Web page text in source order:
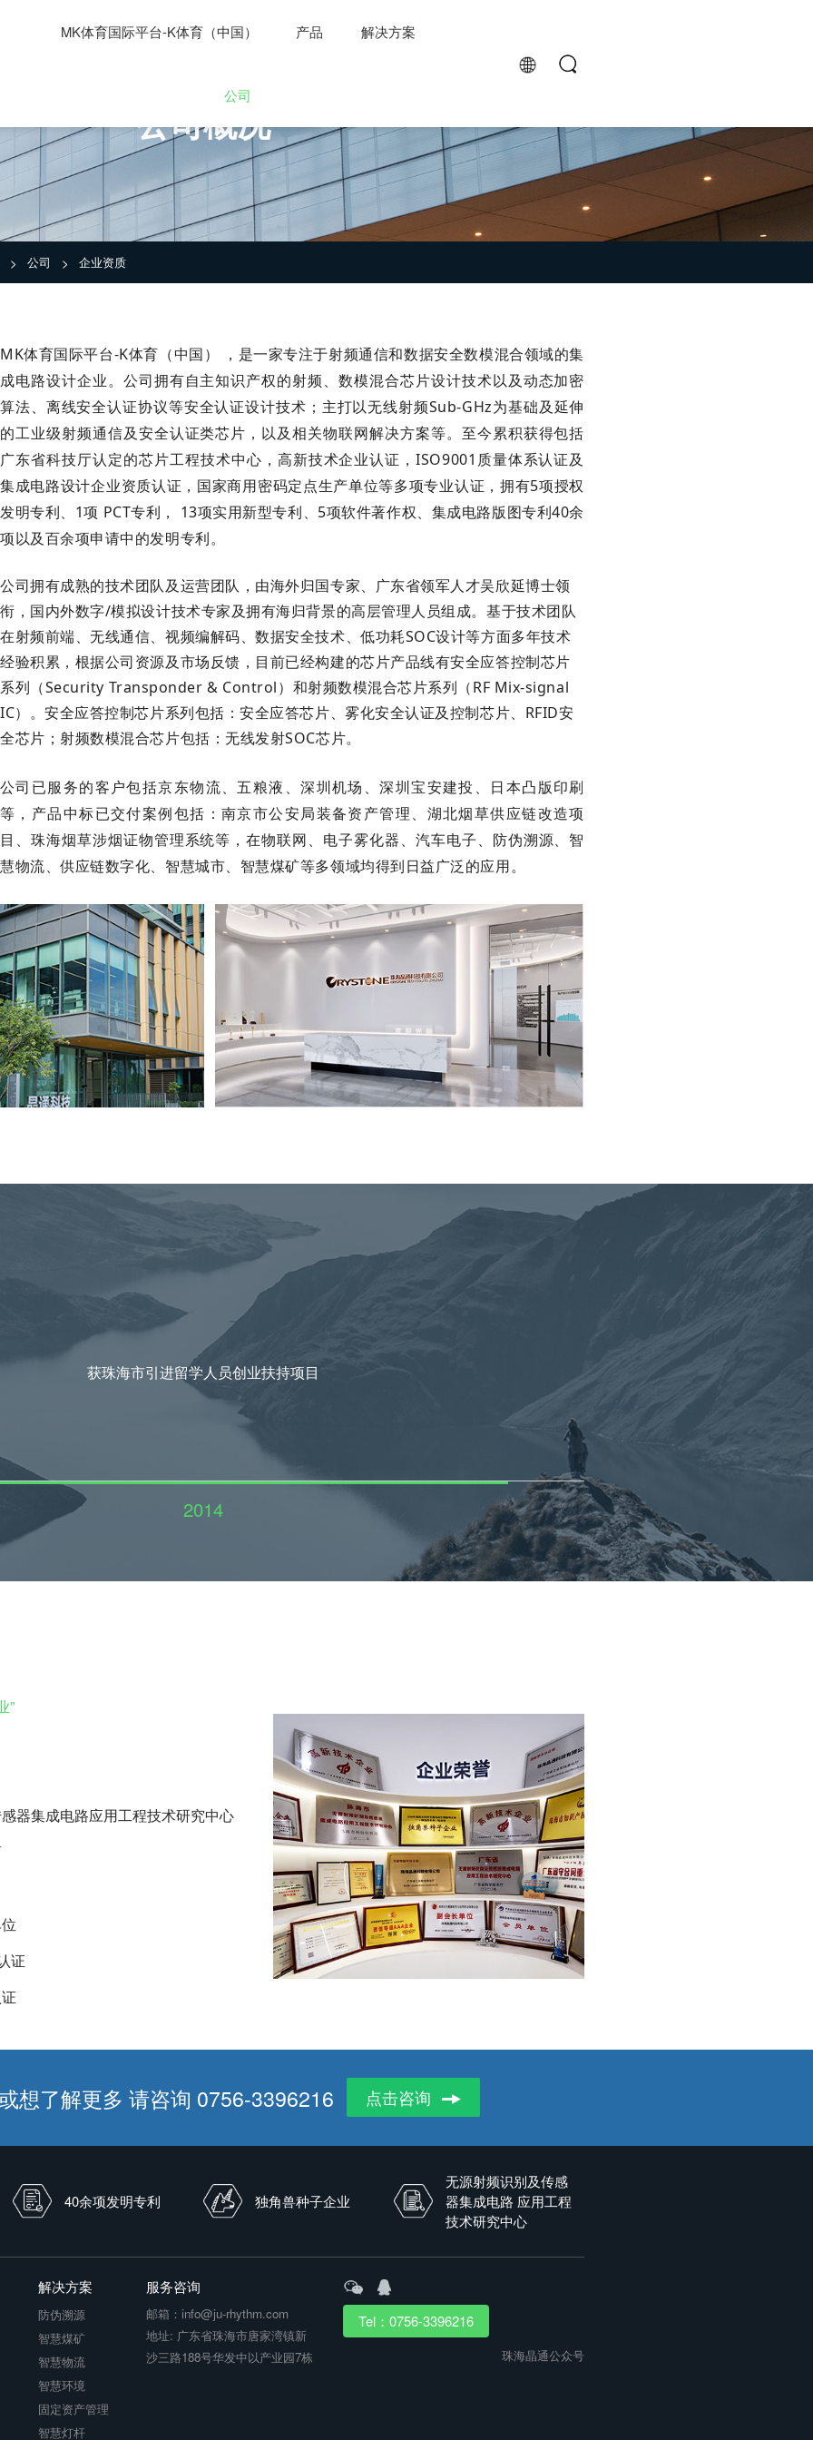
MK体育国际平台-K体育（中国） 产品 解决方案
公司
公司概况
> 公司 > 企业资质
MK体育国际平台-K体育（中国） ，是一家专注于射频通信和数据安全数模混合领域的集
成电路设计企业。公司拥有自主知识产权的射频、数模混合芯片设计技术以及动态加密
算法、离线安全认证协议等安全认证设计技术；主打以无线射频Sub-GHz为基础及延伸
的工业级射频通信及安全认证类芯片，以及相关物联网解决方案等。至今累积获得包括
广东省科技厅认定的芯片工程技术中心，高新技术企业认证，ISO9001质量体系认证及
集成电路设计企业资质认证，国家商用密码定点生产单位等多项专业认证，拥有5项授权
发明专利、1项 PCT专利， 13项实用新型专利、5项软件著作权、集成电路版图专利40余
项以及百余项申请中的发明专利。
公司拥有成熟的技术团队及运营团队，由海外归国专家、广东省领军人才吴欣延博士领
衔，国内外数字/模拟设计技术专家及拥有海归背景的高层管理人员组成。基于技术团队
在射频前端、无线通信、视频编解码、数据安全技术、低功耗SOC设计等方面多年技术
经验积累，根据公司资源及市场反馈，目前已经构建的芯片产品线有安全应答控制芯片
系列（Security Transponder & Control）和射频数模混合芯片系列（RF Mix-signal
IC）。安全应答控制芯片系列包括：安全应答芯片、雾化安全认证及控制芯片、RFID安
全芯片；射频数模混合芯片包括：无线发射SOC芯片。
公司已服务的客户包括京东物流、五粮液、深圳机场、深圳宝安建投、日本凸版印刷
等，产品中标已交付案例包括：南京市公安局装备资产管理、湖北烟草供应链改造项
目、珠海烟草涉烟证物管理系统等，在物联网、电子雾化器、汽车电子、防伪溯源、智
慧物流、供应链数字化、智慧城市、智慧煤矿等多领域均得到日益广泛的应用。
获珠海市引进留学人员创业扶持项目
2014
”
器集成电路应用工程技术研究中心
证
想了解更多 请咨询 0756-3396216 点击咨询
40余项发明专利 独角兽种子企业
无源射频识别及传感
器集成电路 应用工程
技术研究中心
解决方案
防伪溯源
智慧煤矿
智慧物流
智慧环境
固定资产管理
智慧灯杆
服务咨询
邮箱：info@ju-rhythm.com
地址: 广东省珠海市唐家湾镇新
沙三路188号华发中以产业园7栋
Tel：0756-3396216
珠海晶通公众号